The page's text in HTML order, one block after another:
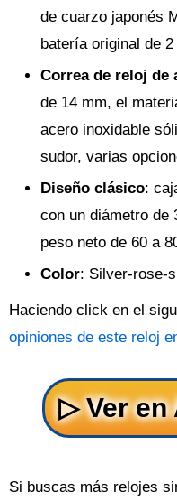
de cuarzo japonés
batería original de
Correa de reloj de
de 14 mm, el
acero inoxidable
sudor, varias
Diseño clásico:
con un diámetro de
peso neto de 60 a
Color: Silver-rose-
Haciendo click en el
opiniones de este reloj
Si buscas más relojes